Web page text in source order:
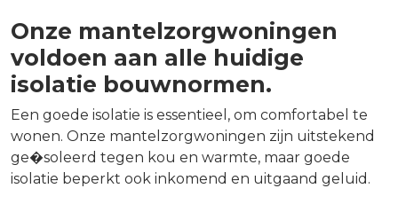
Onze mantelzorgwoningen
voldoen aan alle huidige
isolatie bouwnormen.
Een goede isolatie is essentieel, om comfortabel te
wonen. Onze mantelzorgwoningen zijn uitstekend
ge�soleerd tegen kou en warmte, maar goede
isolatie beperkt ook inkomend en uitgaand geluid.